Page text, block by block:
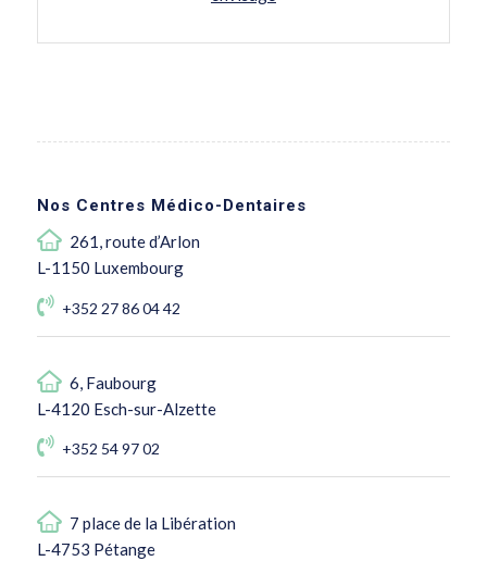
Nos Centres Médico-Dentaires
261, route d’Arlon
L-1150 Luxembourg
+352 27 86 04 42
6, Faubourg
L-4120 Esch-sur-Alzette
+352 54 97 02
7 place de la Libération
L-4753 Pétange